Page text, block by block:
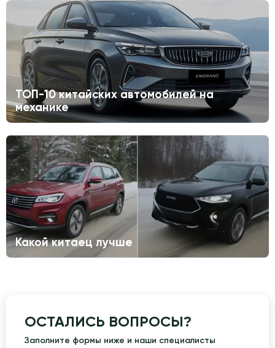
ТОП-10 китайских автомобилей на
механике
Какой китаец лучше
ОСТАЛИСЬ ВОПРОСЫ?
Заполните формы ниже и наши специалисты